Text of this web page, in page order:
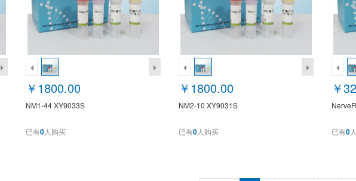
￥1800.00
NM1-44 XY9033S
已有0人购买
￥1800.00
NM2-10 XY9031S
已有0人购买
￥
已有0